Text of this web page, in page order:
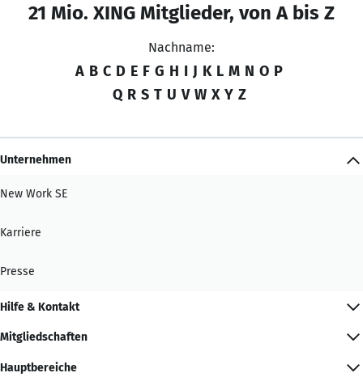
21 Mio. XING Mitglieder, von A bis Z
Nachname:
A B C D E F G H I J K L M N O P
Q R S T U V W X Y Z
Unternehmen
New Work SE
Karriere
Presse
Hilfe & Kontakt
Mitgliedschaften
Hauptbereiche